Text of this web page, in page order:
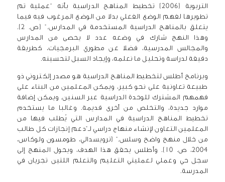
التربوية (2006) تخطيط المناهج الدراسية بأنه “عملية تم
تطويرها لفهم الوضع الفعلي بدلا من الوضع المرغوب فيه فيما
يتعلق بالمناهج الدراسية المستخدمة في المدارس.” (ص. 2).
وهذا النهج شارك في وضعه عدد لا يحصى من المدارس
والمجالس المدرسية، فضلا عن مطوري البرمجيات، كطريقة
دقيقة لدراسة وتحليل ما نعلمه، وإيجاد السبل لتحسينه.
وبرنامج أطلس لتخطيط المناهج الدراسية هو مصدر إلكتروني ذو
طبيعة تعاونية على نحو كبير، ويمكن المعلمين من البناء على
فهمهم المشترك للوحدة الدراسية عبر السنين. ويمكن إضافة
موارد جديدة، والتخلص من أخرى قديمة. وغالبا ما يستخدم
تخطيط المناهج الدراسية في المدارس التي يُطلب فيها من
المعلمين التعاون لإنشاء منهاج دراسي لـ”دعم إنجازات كل طالب
من خلال منهج واضح وسلس.” (ترويسدالي، طومسون ولوكاس،
2004، ص. 10). وأطلس يحقق هذا الهدف، ويحول المنهج إلى
سجل حي وعملي لعمليتي التعليم والتعلم اللتين تجريان في
المدرسة.